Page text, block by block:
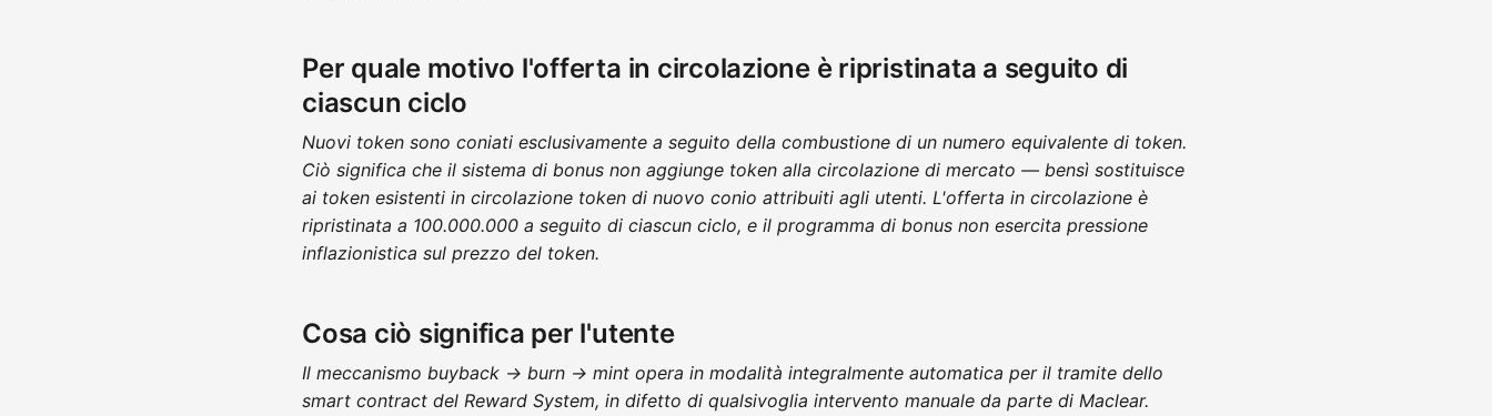
Per quale motivo l'offerta in circolazione è ripristinata a seguito di
ciascun ciclo
Nuovi token sono coniati esclusivamente a seguito della combustione di un numero equivalente di token.
Ciò significa che il sistema di bonus non aggiunge token alla circolazione di mercato — bensì sostituisce
ai token esistenti in circolazione token di nuovo conio attribuiti agli utenti. L'offerta in circolazione è
ripristinata a 100.000.000 a seguito di ciascun ciclo, e il programma di bonus non esercita pressione
inflazionistica sul prezzo del token.
Cosa ciò significa per l'utente
Il meccanismo buyback → burn → mint opera in modalità integralmente automatica per il tramite dello
smart contract del Reward System, in difetto di qualsivoglia intervento manuale da parte di Maclear.